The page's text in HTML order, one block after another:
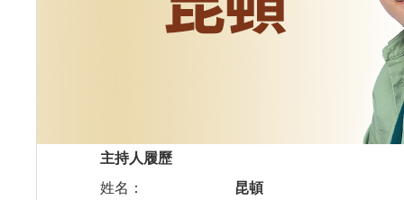
主持人履歷
姓名：
昆頓